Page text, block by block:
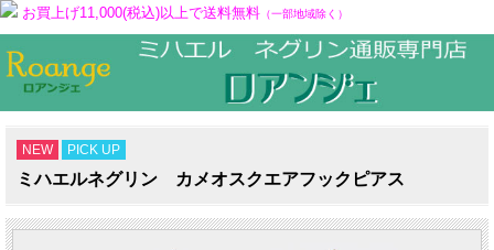
お買上げ11,000(税込)以上で送料無料 （一部地域除く）
NEW PICK UP
ミハエルネグリン カメオスクエアフックピアス